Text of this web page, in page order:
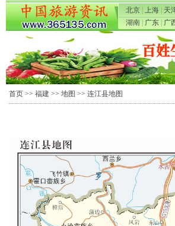
北京 上海 天
湖南
广东 广
首页 >> 福建 >> 地图 >> 连江县地图